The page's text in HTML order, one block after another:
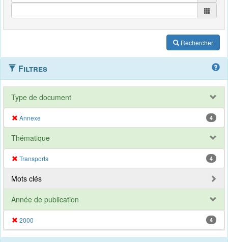
Rechercher
Filtres
Type de document
Annexe 4
Thématique
Transports 4
Mots clés
Année de publication
2000 4